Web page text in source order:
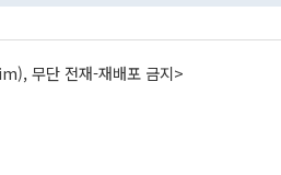
무단 전재-재배포 금지>